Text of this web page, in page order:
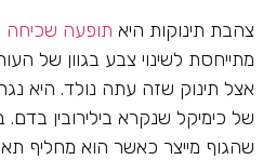
צהבת תינוקות היא תופעה שכיחה
מתייחסת לשינוי צבע בגוון של
אצל תינוק שזה עתה נולד. היא
של כימיקל שנקרא בילירובין בדם.
שהגוף מייצר כאשר הוא מחליף